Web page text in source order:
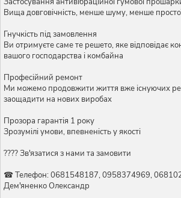
Вища довговічність, менше шуму, менше
Гнучкість під замовлення
Ви отримуєте саме те решето, яке відповідає
вашого господарства і комбайна
Професійний ремонт
Ми можемо продовжити життя вже існуючих
заощадити на нових виробах
Прозора гарантія 1 року
Зрозумілі умови, впевненість у якості
???? Зв'язатися з нами та замовити
☎ Телефон: 0681548187, 0958374969,
Дем'яненко Олександр